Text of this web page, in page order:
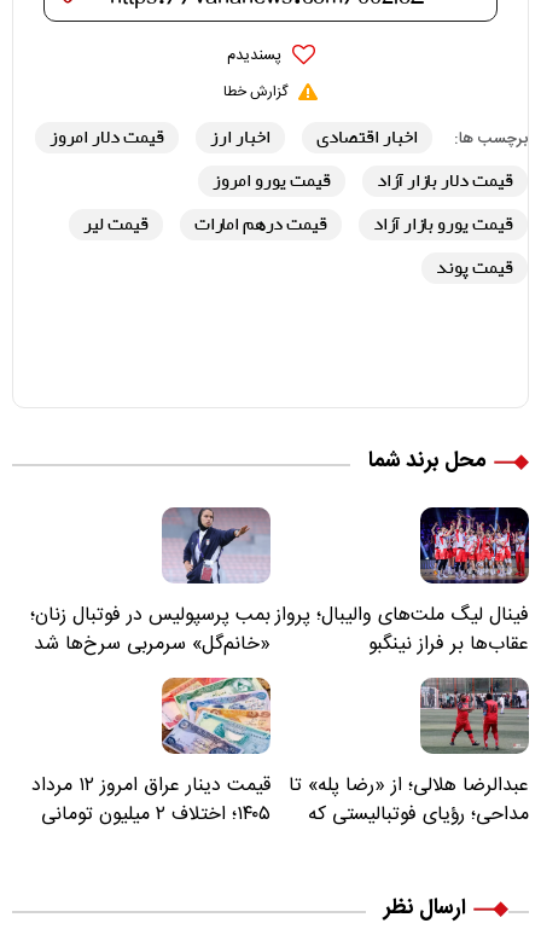
پسندیدم
گزارش خطا
برچسب ها: اخبار اقتصادی اخبار ارز
قیمت دلار امروز
قیمت دلار بازار آزاد
قیمت یورو امروز
قیمت یورو بازار آزاد
قیمت درهم امارات
قیمت لیر
قیمت پوند
محل برند شما
فینال لیگ ملت‌های والیبال؛ پرواز
عقاب‌ها بر فراز نینگبو
بمب پرسپولیس در فوتبال زنان؛
«خانم‌گل» سرمربی سرخ‌ها شد
عبدالرضا هلالی؛ از «رضا پله» تا
مداحی؛ رؤیای فوتبالیستی که
قیمت دینار عراق امروز ۱۲ مرداد
۱۴۰۵؛ اختلاف ۲ میلیون تومانی
ارسال نظر